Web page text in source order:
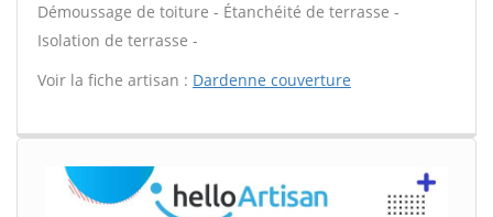
Démoussage de toiture - Étanchéité de terrasse -
Isolation de terrasse -
Voir la fiche artisan : Dardenne couverture